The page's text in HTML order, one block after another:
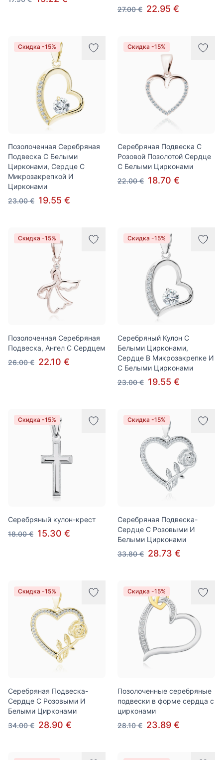
27.00 € 22.95 €
Скидка -15%
Позолоченная Серебряная
Подвеска С Белыми
Цирконами, Сердце С
Микрозакрепкой И
Цирконами
23.00 € 19.55 €
Скидка -15%
Серебряная Подвеска С
Розовой Позолотой Сердце
С Белыми Цирконами
22.00 € 18.70 €
Скидка -15%
Позолоченная Серебряная
Подвеска, Ангел С Сердцем
26.00 € 22.10 €
Скидка -15%
Серебряный Кулон С
Белыми Цирконами,
Сердце В Микрозакрепке И
С Белыми Цирконами
23.00 € 19.55 €
Скидка -15%
Серебряный кулон-крест
18.00 € 15.30 €
Скидка -15%
Серебряная Подвеска-
Сердце С Розовыми И
Белыми Цирконами
33.80 € 28.73 €
Скидка -15%
Серебряная Подвеска-
Сердце С Розовыми И
Белыми Цирконами
34.00 € 28.90 €
Скидка -15%
Позолоченные серебряные
подвески в форме сердца с
цирконами
28.10 € 23.89 €